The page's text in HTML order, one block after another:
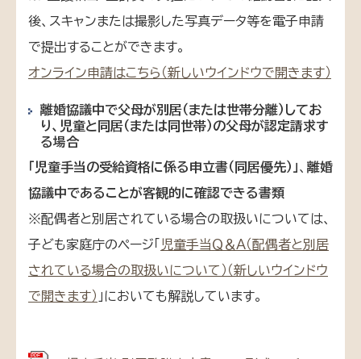
後、スキャンまたは撮影した写真データ等を電子申請
で提出することができます。
オンライン申請はこちら（新しいウインドウで開きます）
離婚協議中で父母が別居（または世帯分離）してお
り、児童と同居（または同世帯）の父母が認定請求す
る場合
「児童手当の受給資格に係る申立書（同居優先）」、 離婚
協議中であることが客観的に確認できる書類
※配偶者と別居されている場合の取扱いについては、
子ども家庭庁のページ「 児童手当Ｑ＆Ａ（配偶者と別居
されている場合の取扱いについて）（新しいウインドウ
で開きます） 」においても解説しています。